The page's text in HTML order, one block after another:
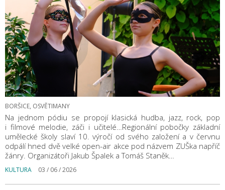
BORŠICE, OSVĚTIMANY
Na jednom pódiu se propojí klasická hudba, jazz, rock, pop
i filmové melodie, záči i učitelé…Regionální pobočky základní
umělecké školy slaví 10. výročí od svého založení a v červnu
odpálí hned dvě velké open-air akce pod názvem ZUŠka napříč
žánry. Organizátoři Jakub Špalek a Tomáš Staněk…
KULTURA 03 / 06 / 2026